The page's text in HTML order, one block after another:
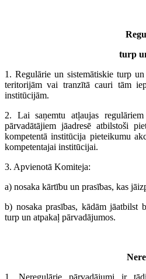
turp
1. Regulārie un sistemātiskie turp
teritorijām vai tranzītā cauri tām
institūcijām.
2. Lai saņemtu atļaujas
pārvadātājiem jāadresē atbilstoši
kompetentā institūcija pieteikumu
kompetentajai institūcijai.
3. Apvienotā Komiteja:
a) nosaka kārtību un prasības, kas
b) nosaka prasības, kādām jāatbilst
turp un atpakaļ pārvadājumos.
1. Neregulārie pārvadājumi ir